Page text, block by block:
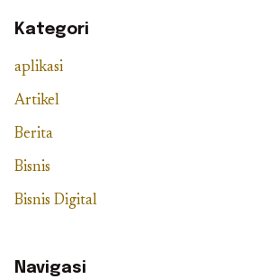
Kategori
aplikasi
Artikel
Berita
Bisnis
Bisnis Digital
Navigasi